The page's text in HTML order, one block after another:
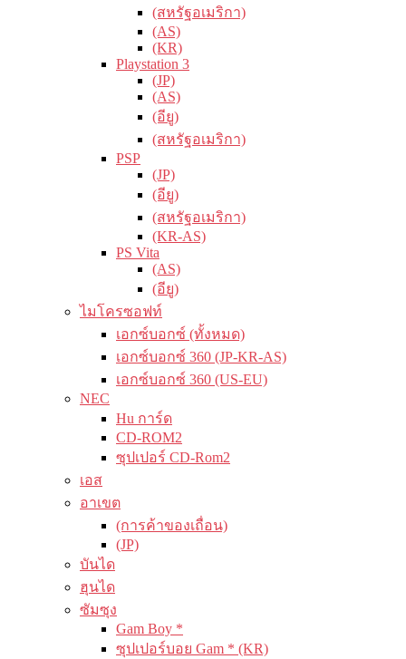
(สหรัฐอเมริกา)
(AS)
(KR)
Playstation 3
(JP)
(AS)
(อียู)
(สหรัฐอเมริกา)
PSP
(JP)
(อียู)
(สหรัฐอเมริกา)
(KR-AS)
PS Vita
(AS)
(อียู)
ไมโครซอฟท์
เอกซ์บอกซ์ (ทั้งหมด)
เอกซ์บอกซ์ 360 (JP-KR-AS)
เอกซ์บอกซ์ 360 (US-EU)
NEC
Hu การ์ด
CD-ROM2
ซุปเปอร์ CD-Rom2
เอส
อาเขต
(การค้าของเถื่อน)
(JP)
บันได
ฮุนได
ซัมซุง
Gam Boy *
ซุปเปอร์บอย Gam * (KR)